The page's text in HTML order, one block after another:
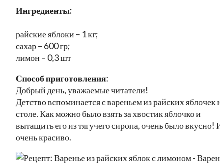
Ингредиенты:
райские яблоки – 1 кг;
сахар – 600 гр;
лимон – 0,3 шт
Способ приготовления:
Добрый день, уважаемые читатели!
Детство вспоминается с вареньем из райских яблочек
столе. Как можно было взять за хвостик яблочко и
вытащить его из тягучего сиропа, очень было вкусно!
очень красиво.